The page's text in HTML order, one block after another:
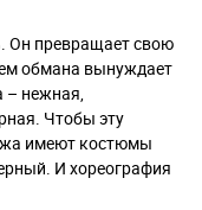
Он превращает свою
обмана вынуждает
– нежная,
Чтобы эту
имеют костюмы
И хореография